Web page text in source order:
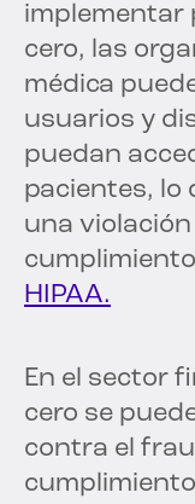
implementar
cero, las
médica
usuarios y
puedan
pacientes, lo
una
HIPAA.
En el sector
cero se
contra el